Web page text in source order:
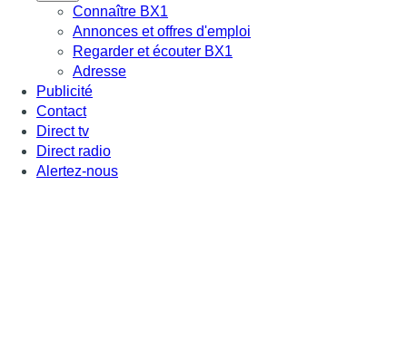
Connaître BX1
Annonces et offres d'emploi
Regarder et écouter BX1
Adresse
Publicité
Contact
Direct tv
Direct radio
Alertez-nous